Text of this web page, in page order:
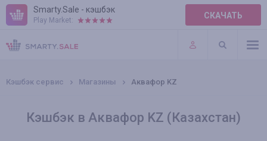
Smarty.Sale - кэшбэк
Play Market: СКАЧАТЬ
ПРАВИЛА
ПЛАГИНЫ
Кэшбэк сервис Магазины Аквафор KZ
Кэшбэк в Аквафор KZ (Казахстан)